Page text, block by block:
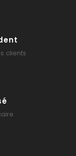
clients